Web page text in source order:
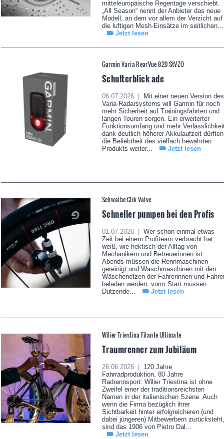
mitteleuropäische Regentage verschiebt.
„All Season“ nennt der Anbieter das neue
Modell, an dem vor allem der Verzicht auf
die luftigen Mesh-Einsätze im seitlichen...
Jetzt lesen
Garmin Varia RearVue 820 StVZO
Schulterblick ade
06.07.2026 |
Mit einer neuen Version des
Varia-Radarsystems will Garmin für noch
mehr Sicherheit auf Trainingsfahrten und
langen Touren sorgen. Ein erweiterter
Funktionsumfang und mehr
dank deutlich höherer Akkulaufzeit dürften
die Beliebtheit des vielfach bewährten
Produkts weiter...
Jetzt lesen
Schwalbe Clik Valve
Schneller pumpen bei den Profis
01.07.2026 |
Wer schon einmal etwas
Zeit bei einem Profiteam verbracht hat,
weiß, wie hektisch der Alltag von
Mechanikern und Betreuerinnen ist.
Abends müssen die Rennmaschinen
gereinigt und Waschmaschinen mit den
Wäschenetzen der Fahrerinnen und
beladen werden, vorm Start müssen
Dutzende...
Jetzt lesen
Wilier Triestina Filante Ultimate
Traumrenner zum Jubiläum
26.06.2026 |
120 Jahre
Fahrradproduktion, 80 Jahre
Radrennsport: Wilier Triestina ist ohne
Zweifel einer der traditionsreichsten
Namen in der italienischen Szene. Auch
wenn die Firma bezüglich ihrer
Sichtbarkeit hinter erfolgreicheren (und
dabei jüngeren) Mitbewerbern zurücksteht,
sind das 1906 von Pietro Dal...
Jetzt lesen